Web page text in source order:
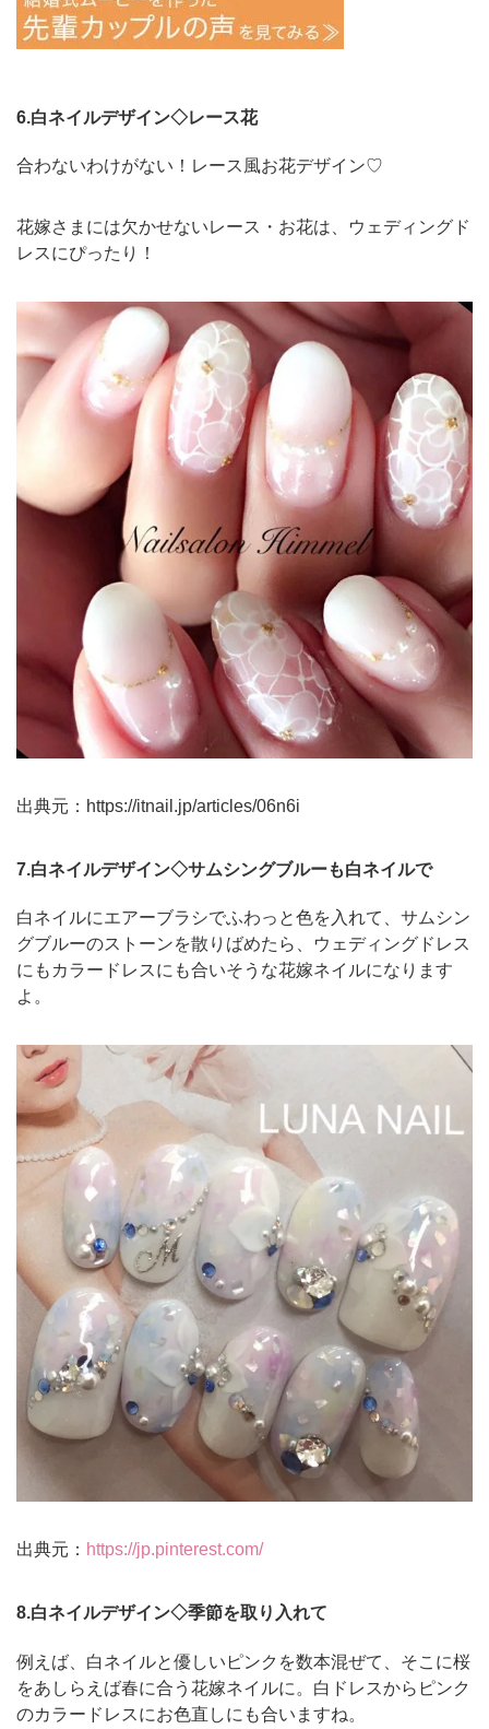
6.白ネイルデザイン◇レース花
合わないわけがない！レース風お花デザイン♡
花嫁さまには欠かせないレース・お花は、ウェディングド
レスにぴったり！
出典元： https://itnail.jp/articles/06n6i
7.白ネイルデザイン◇サムシングブルーも白ネイルで
白ネイルにエアーブラシでふわっと色を入れて、サムシン
グブルーのストーンを散りばめたら、ウェディングドレス
にもカラードレスにも合いそうな花嫁ネイルになります
よ。
出典元： https://jp.pinterest.com/
8.白ネイルデザイン◇季節を取り入れて
例えば、白ネイルと優しいピンクを数本混ぜて、そこに桜
をあしらえば春に合う花嫁ネイルに。白ドレスからピンク
のカラードレスにお色直しにも合いますね。